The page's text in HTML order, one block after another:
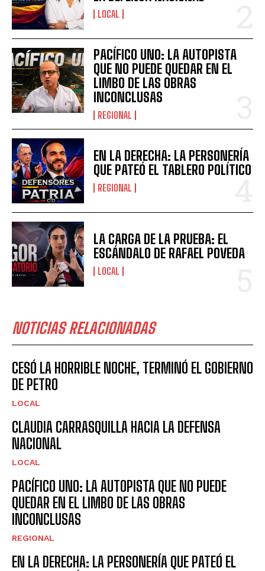
LOCAL
PACÍFICO UNO: LA AUTOPISTA
QUE NO PUEDE QUEDAR EN EL
LIMBO DE LAS OBRAS
INCONCLUSAS
REGIONAL
EN LA DERECHA: LA PERSONERÍA
QUE PATEÓ EL TABLERO POLÍTICO
REGIONAL
LA CARGA DE LA PRUEBA: EL
ESCÁNDALO DE RAFAEL POVEDA
LOCAL
NOTICIAS RELACIONADAS
CESÓ LA HORRIBLE NOCHE, TERMINÓ EL GOBIERNO
DE PETRO
LOCAL
CLAUDIA CARRASQUILLA HACIA LA DEFENSA
NACIONAL
LOCAL
PACÍFICO UNO: LA AUTOPISTA QUE NO PUEDE
QUEDAR EN EL LIMBO DE LAS OBRAS
INCONCLUSAS
REGIONAL
EN LA DERECHA: LA PERSONERÍA QUE PATEÓ EL